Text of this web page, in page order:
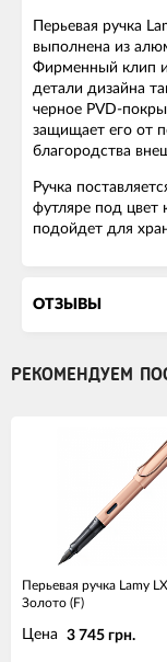
Перьевая ручка
выполнена из
Фирменный клип
детали дизайна
черное PVD-
защищает его от
благородства
Ручка
футляре под цвет
подойдет для
ОТЗЫВЫ
РЕКОМЕНДУЕМ
Перьевая ручка Lamy
Золото (F)
Цена 3 745 грн.